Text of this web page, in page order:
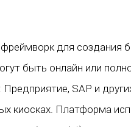
для создания
быть онлайн или
SAP и
киосках. Платформа